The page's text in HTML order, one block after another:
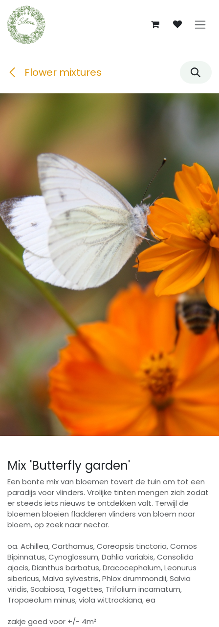
Se rendre au contenu
Flower mixtures
Mix 'Butterfly garden'
Een bonte mix van bloemen tovert de tuin om tot een
paradijs voor vlinders. Vrolijke tinten mengen zich zodat
er steeds iets nieuws te ontdekken valt. Terwijl de
bloemen bloeien fladderen vlinders van bloem naar
bloem, op zoek naar nectar.
oa. Achillea, Carthamus, Coreopsis tinctoria, Comos
Bipinnatus, Cynoglossum, Dahlia variabis, Consolida
ajacis, Dianthus barbatus, Dracocephalum, Leonurus
sibericus, Malva sylvestris, Phlox drummondii, Salvia
viridis, Scabiosa, Tagettes, Trifolium incarnatum,
Tropaeolum minus, viola wittrockiana, ea
zakje goed voor +/- 4m²